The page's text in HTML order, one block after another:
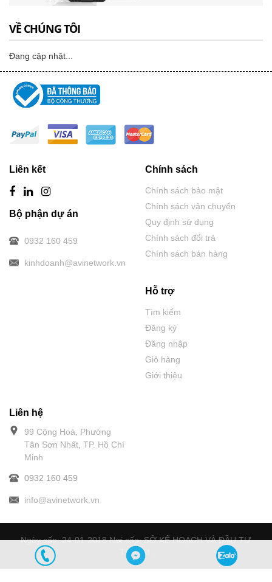
VỀ CHÚNG TÔI
Đang cập nhật...
Liên kết
Bộ phận dự án
0932 160 459
kinhdoanh@avinetwork.vn
Chính sách
Chính sách bảo mật
Chính sách vận chuyển
Quy định sử dụng
Chính sách đổi trả
Chính sách bán hàng
Hỗ trợ
Tìm kiếm
Đăng ký
Đăng nhập
Giỏ hàng
Giới thiệu
Liên hệ
99 Cộng Hoà, Phường
Tân Sơn Nhất, TP. Hồ Chí
Minh
0932 160 459
info@avinetwork.vn
Ngày cấp: 24-01-2018 Nơi cấp: SỞ KẾ HOẠCH VÀ ĐẦU TƯ
TPHCM.